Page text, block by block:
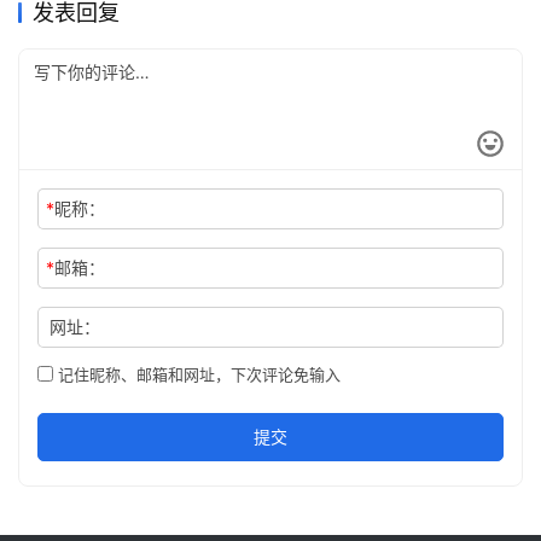
发表回复
*昵称：
*邮箱：
网址：
记住昵称、邮箱和网址，下次评论免输入
提交